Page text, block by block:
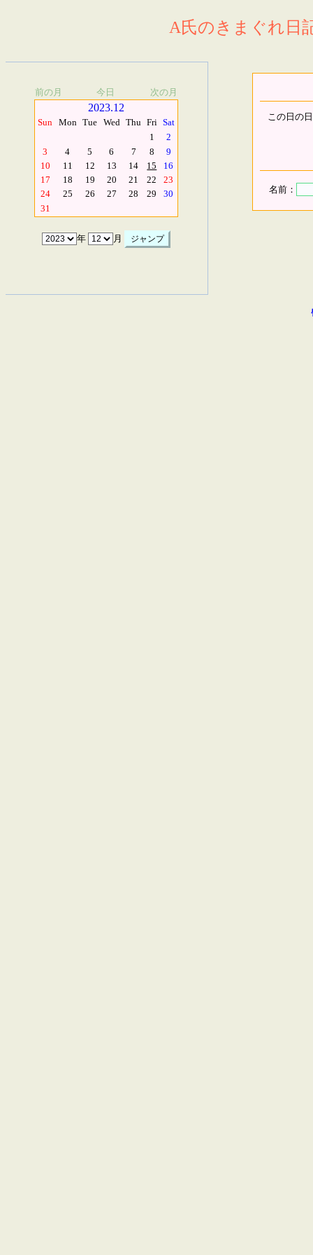
A氏のきまぐれ日
前の月 今日 次の月
2023.12
Sun Mon Tue Wed Thu Fri Sat
1
2
3
4 5 6 7 8
9
10
11 12 13 14 15
16
17
18 19 20 21 22
23
24
25 26 27 28 29
30
31
年 月
この日の
名前：